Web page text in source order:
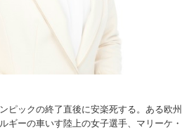
ピックの終了直後に安楽死する。ある欧州
ギーの車いす陸上の女子選手、マリーケ・